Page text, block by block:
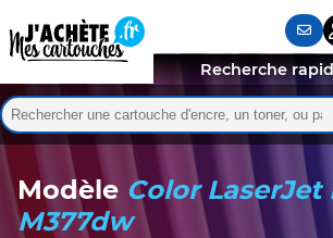
Rechercher :
Quand les résultats de l'auto-
Recherche
Modèle Color LaserJet
M377dw